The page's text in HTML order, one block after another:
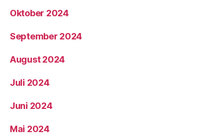
Oktober 2024
September 2024
August 2024
Juli 2024
Juni 2024
Mai 2024